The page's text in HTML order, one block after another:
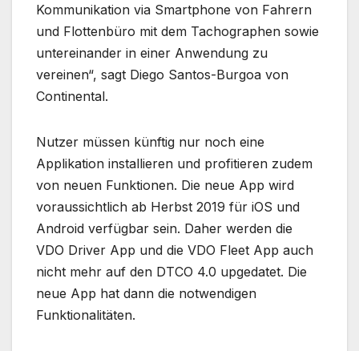
Kommunikation via Smartphone von Fahrern
und Flottenbüro mit dem Tachographen sowie
untereinander in einer Anwendung zu
vereinen“, sagt Diego Santos-Burgoa von
Continental.
Nutzer müssen künftig nur noch eine
Applikation installieren und profitieren zudem
von neuen Funktionen. Die neue App wird
voraussichtlich ab Herbst 2019 für iOS und
Android verfügbar sein. Daher werden die
VDO Driver App und die VDO Fleet App auch
nicht mehr auf den DTCO 4.0 upgedatet. Die
neue App hat dann die notwendigen
Funktionalitäten.